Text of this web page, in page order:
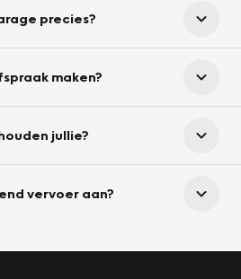
precies?
maken?
jullie?
vervoer aan?